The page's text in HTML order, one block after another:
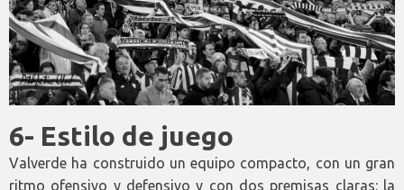
6- Estilo de juego
Valverde ha construido un equipo compacto, con un gran
ritmo ofensivo y defensivo y con dos premisas claras: la